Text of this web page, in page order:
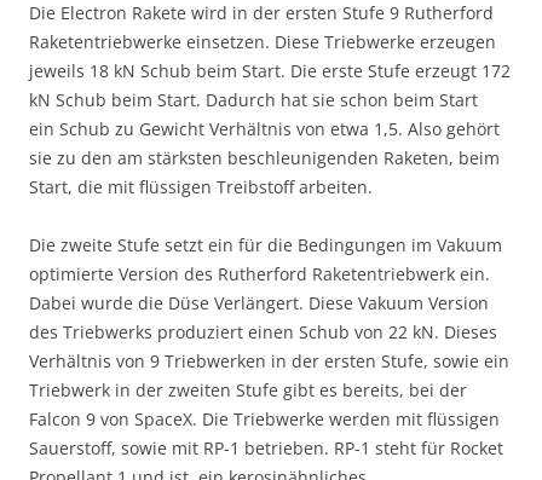
Die Electron Rakete wird in der ersten Stufe 9 Rutherford
Raketentriebwerke einsetzen. Diese Triebwerke erzeugen
jeweils 18 kN Schub beim Start. Die erste Stufe erzeugt 172
kN Schub beim Start. Dadurch hat sie schon beim Start
ein Schub zu Gewicht Verhältnis von etwa 1,5. Also gehört
sie zu den am stärksten beschleunigenden Raketen, beim
Start, die mit flüssigen Treibstoff arbeiten.
Die zweite Stufe setzt ein für die Bedingungen im Vakuum
optimierte Version des Rutherford Raketentriebwerk ein.
Dabei wurde die Düse Verlängert. Diese Vakuum Version
des Triebwerks produziert einen Schub von 22 kN. Dieses
Verhältnis von 9 Triebwerken in der ersten Stufe, sowie ein
Triebwerk in der zweiten Stufe gibt es bereits, bei der
Falcon 9 von SpaceX. Die Triebwerke werden mit flüssigen
Sauerstoff, sowie mit RP-1 betrieben. RP-1 steht für Rocket